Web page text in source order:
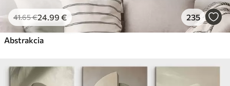
41.65€24.99 € 235
Abstrakcia